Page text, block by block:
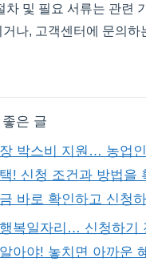
차 및 필요 서류는 관련
나, 고객센터에 문의하
은 글
박스비 지원… 농업
! 신청 조건과 방법을
바로 확인하고 신청
복일자리… 신청하기
아야! 놓치면 아까운